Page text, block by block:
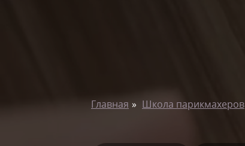
Главная Школа парикмахеров